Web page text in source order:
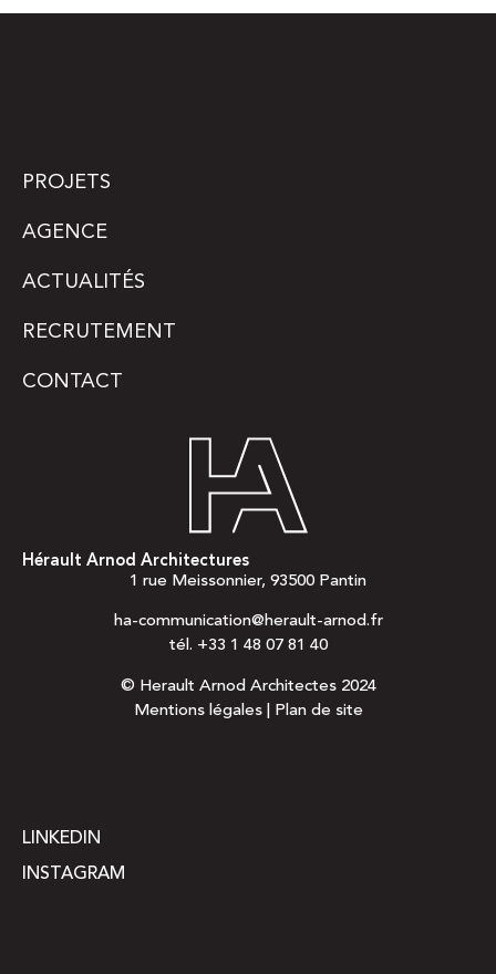
PROJETS
AGENCE
ACTUALITÉS
RECRUTEMENT
CONTACT
Hérault Arnod Architectures
1 rue Meissonnier, 93500 Pantin
ha-communication@herault-arnod.fr
tél. +33 1 48 07 81 40
© Herault Arnod Architectes 2024
Mentions légales| Plan de site
LINKEDIN
INSTAGRAM